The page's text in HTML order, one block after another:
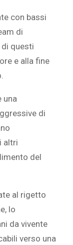
con bassi
di
questi
e alla fine
una
di
altri
del
al rigetto
lo
da vivente
verso una